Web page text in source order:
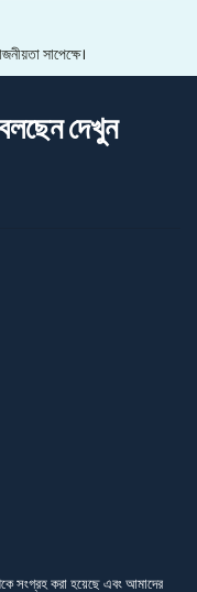
সাপেক্ষে।
দেখুন
সংগ্রহ করা হয়েছে এবং আমাদের